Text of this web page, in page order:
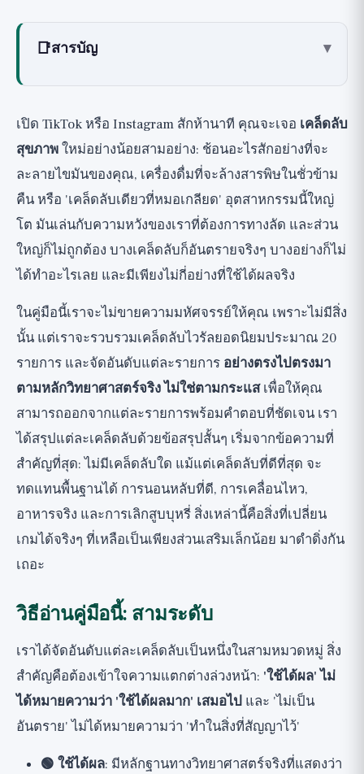
📑สารบัญ ▾
🟢 เคล็ดลับที่ใช้ได้ผลจริง
🟡 ไม่เป็นอันตราย แต่เกินจริงอย่างมาก
🔴 ความเชื่อผิดๆ และอันตราย: ที่นี่ต้องระวัง
วิธีสังเกตความเชื่อผิดๆ ด้านสุขภาพด้วยตัวเอง
บรรทัดล่างที่ซื่อสัตย์: ไม่มีเคล็ดลับใดทดแทน
พื้นฐานได้
เปิด TikTok หรือ Instagram สักห้านาที คุณจะเจอ เคล็ดลับ
สุขภาพใหม่อย่างน้อยสามอย่าง: ช้อนอะไรสักอย่างที่จะ
ละลายไขมันของคุณ, เครื่องดื่มที่จะล้างสารพิษในชั่วข้าม
คืน หรือ 'เคล็ดลับเดียวที่หมอเกลียด' อุตสาหกรรมนี้ใหญ่
โต มันเล่นกับความหวังของเราที่ต้องการทางลัด และส่วน
ใหญ่ก็ไม่ถูกต้อง บางเคล็ดลับก็อันตรายจริงๆ บางอย่างก็ไม่
ได้ทำอะไรเลย และมีเพียงไม่กี่อย่างที่ใช้ได้ผลจริง
ในคู่มือนี้เราจะไม่ขายความมหัศจรรย์ให้คุณ เพราะไม่มีสิ่ง
นั้น แต่เราจะรวบรวมเคล็ดลับไวรัลยอดนิยมประมาณ 20
รายการ และจัดอันดับแต่ละรายการ อย่างตรงไปตรงมา
ตามหลักวิทยาศาสตร์จริง ไม่ใช่ตามกระแสเพื่อให้คุณ
สามารถออกจากแต่ละรายการพร้อมคำตอบที่ชัดเจน เรา
ได้สรุปแต่ละเคล็ดลับด้วยข้อสรุปสั้นๆ เริ่มจากข้อความที่
สำคัญที่สุด: ไม่มีเคล็ดลับใด แม้แต่เคล็ดลับที่ดีที่สุด จะ
ทดแทนพื้นฐานได้ การนอนหลับที่ดี, การเคลื่อนไหว,
อาหารจริง และการเลิกสูบบุหรี่ สิ่งเหล่านี้คือสิ่งที่เปลี่ยน
เกมได้จริงๆ ที่เหลือเป็นเพียงส่วนเสริมเล็กน้อย มาดำดิ่งกัน
เถอะ
วิธีอ่านคู่มือนี้: สามระดับ
เราได้จัดอันดับแต่ละเคล็ดลับเป็นหนึ่งในสามหมวดหมู่ สิ่ง
สำคัญคือต้องเข้าใจความแตกต่างล่วงหน้า: 'ใช้ได้ผล' ไม่
ได้หมายความว่า 'ใช้ได้ผลมาก' เสมอไป และ 'ไม่เป็น
อันตราย' ไม่ได้หมายความว่า 'ทำในสิ่งที่สัญญาไว้'
🟢 ใช้ได้ผล: มีหลักฐานทางวิทยาศาสตร์จริงที่แสดงว่า